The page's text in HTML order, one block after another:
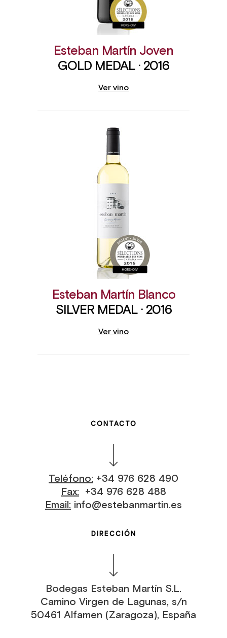
Esteban Martín Joven
GOLD MEDAL · 2016
Ver vino
Esteban Martín Blanco
SILVER MEDAL · 2016
Ver vino
CONTACTO
Teléfono: +34 976 628 490
Fax: +34 976 628 488
Email: info@estebanmartin.es
DIRECCIÓN
Bodegas Esteban Martín S.L.
Camino Virgen de Lagunas, s/n
50461 Alfamen (Zaragoza), España